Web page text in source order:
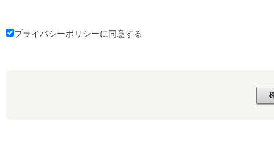
プライバシーポリシーに同意する